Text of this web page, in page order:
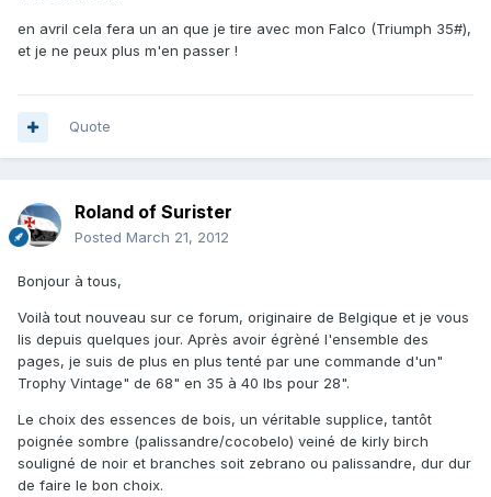
en avril cela fera un an que je tire avec mon Falco (Triumph 35#),
et je ne peux plus m'en passer !
Quote
Roland of Surister
Posted March 21, 2012
Bonjour à tous,
Voilà tout nouveau sur ce forum, originaire de Belgique et je vous
lis depuis quelques jour. Après avoir égrèné l'ensemble des
pages, je suis de plus en plus tenté par une commande d'un"
Trophy Vintage" de 68" en 35 à 40 lbs pour 28".
Le choix des essences de bois, un véritable supplice, tantôt
poignée sombre (palissandre/cocobelo) veiné de kirly birch
souligné de noir et branches soit zebrano ou palissandre, dur dur
de faire le bon choix.